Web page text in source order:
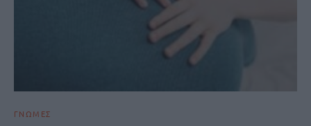
ΓΝΩΜΕΣ